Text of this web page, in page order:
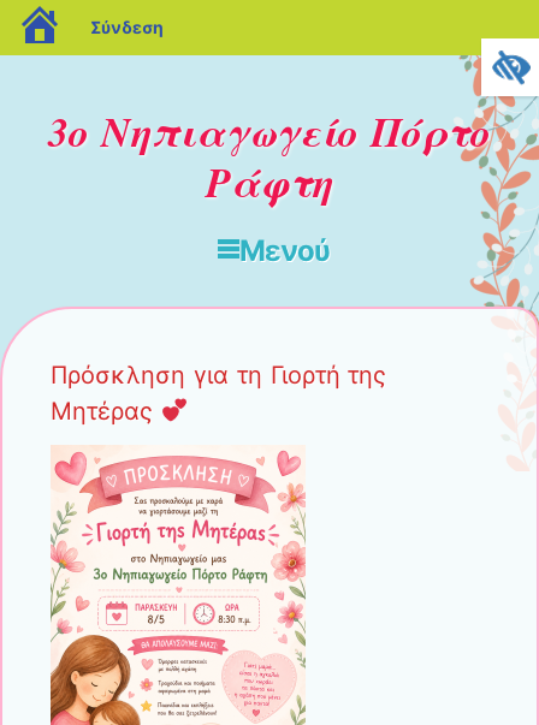
3ο Νηπιαγωγείο Πόρτο
Ράφτη
Μενού
Πρόσκληση για τη Γιορτή της
Μητέρας
blogs.sch.gr
Σύνδεση